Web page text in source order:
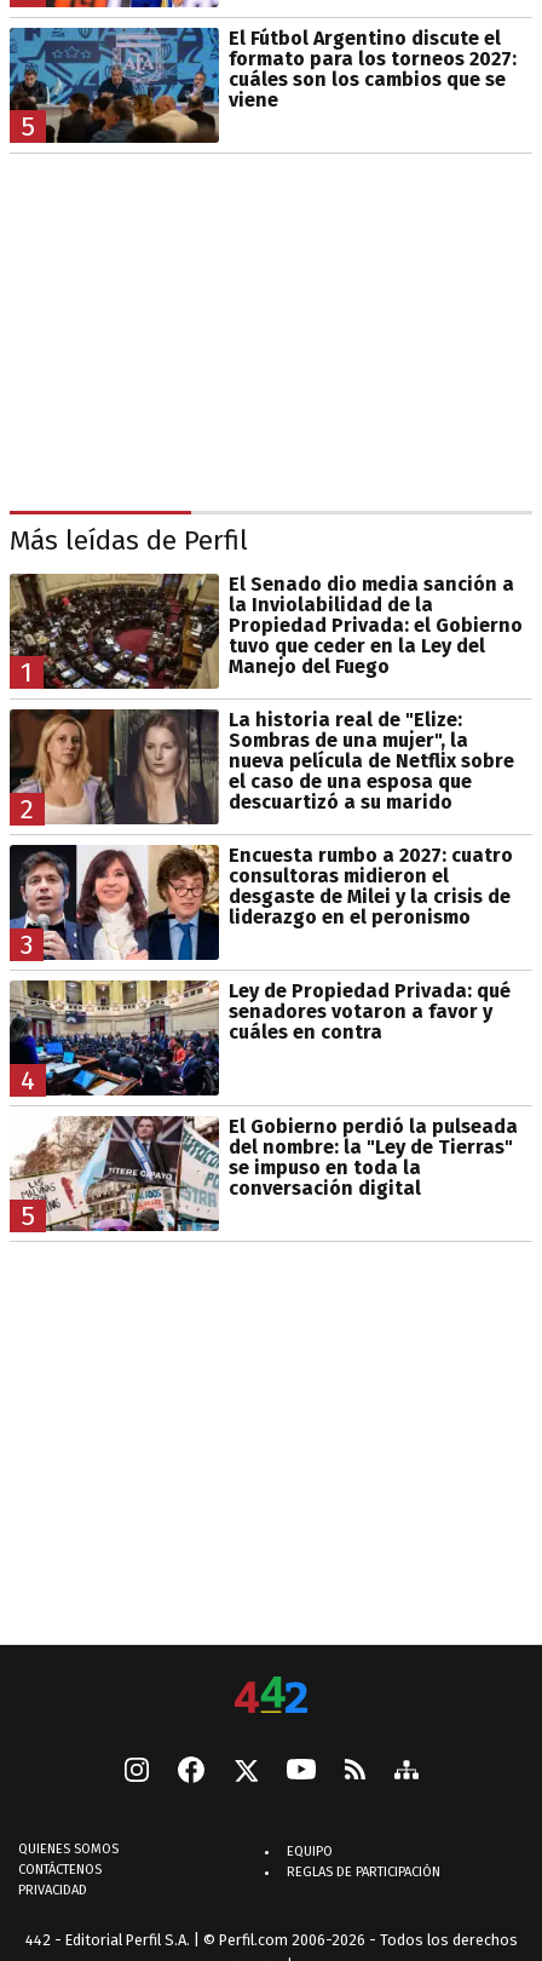
5
El Fútbol Argentino discute el
formato para los torneos 2027:
cuáles son los cambios que se
viene
Más leídas de Perfil
1
El Senado dio media sanción a
la Inviolabilidad de la
Propiedad Privada: el Gobierno
tuvo que ceder en la Ley del
Manejo del Fuego
2
La historia real de "Elize:
Sombras de una mujer", la
nueva película de Netflix sobre
el caso de una esposa que
descuartizó a su marido
3
Encuesta rumbo a 2027: cuatro
consultoras midieron el
desgaste de Milei y la crisis de
liderazgo en el peronismo
4
Ley de Propiedad Privada: qué
senadores votaron a favor y
cuáles en contra
5
El Gobierno perdió la pulseada
del nombre: la "Ley de Tierras"
se impuso en toda la
conversación digital
QUIENES SOMOS
CONTÁCTENOS
PRIVACIDAD
EQUIPO
REGLAS DE PARTICIPACIÓN
442 - Editorial Perfil S.A. | © Perfil.com 2006-2026 - Todos los derechos